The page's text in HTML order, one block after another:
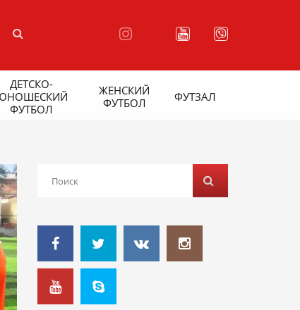
ДЕТСКО-
ФУТБОЛ
ЖЕНСКИЙ
ФУТБОЛ
ФУТЗАЛ